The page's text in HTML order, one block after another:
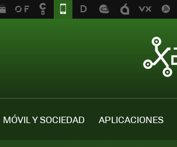
MÓVIL Y SOCIEDAD APLICACIONES